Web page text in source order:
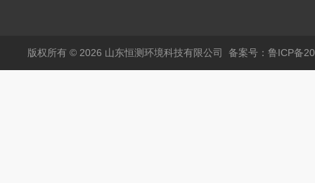
版权所有 © 2026 山东恒测环境科技有限公司 备案号：鲁ICP备